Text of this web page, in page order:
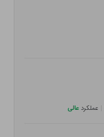
| عملکرد عالی